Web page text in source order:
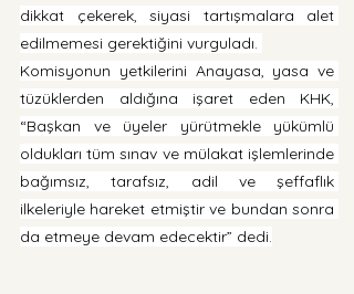
dikkat çekerek, siyasi tartışmalara alet
edilmemesi gerektiğini vurguladı.
Komisyonun yetkilerini Anayasa, yasa ve
tüzüklerden aldığına işaret eden KHK,
“Başkan ve üyeler yürütmekle yükümlü
oldukları tüm sınav ve mülakat işlemlerinde
bağımsız, tarafsız, adil ve şeffaflık
ilkeleriyle hareket etmiştir ve bundan sonra
da etmeye devam edecektir” dedi.